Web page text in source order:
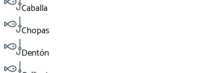
Caballa
Chopas
Dentón